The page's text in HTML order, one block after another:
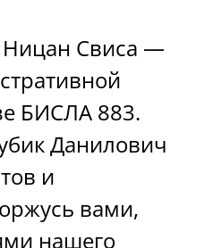
Свиса —
БИСЛА 883.
Данилович
и
вами,
нашего